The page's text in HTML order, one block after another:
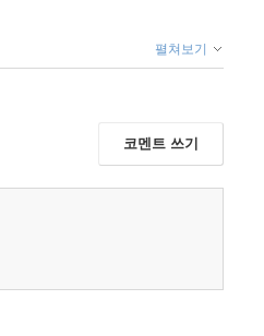
펼쳐보기
코멘트 쓰기